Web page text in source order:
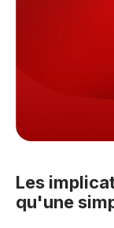
Les
qu'une